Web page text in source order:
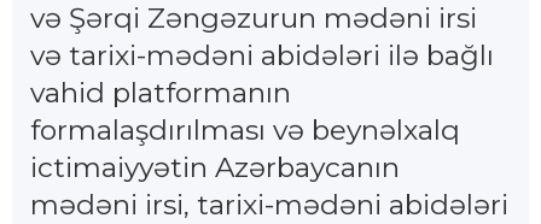
və Şərqi Zəngəzurun mədəni irsi
və tarixi-mədəni abidələri ilə bağlı
vahid platformanın
formalaşdırılması və beynəlxalq
ictimaiyyətin Azərbaycanın
mədəni irsi, tarixi-mədəni abidələri